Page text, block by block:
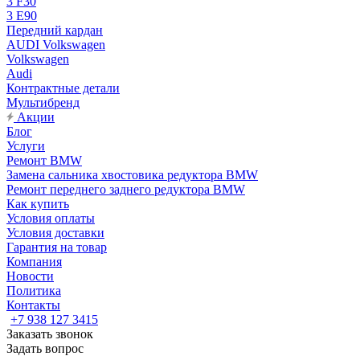
3 E90
Передний кардан
AUDI Volkswagen
Volkswagen
Audi
Контрактные детали
Мультибренд
Акции
Блог
Услуги
Ремонт BMW
Замена сальника хвостовика редуктора BMW
Ремонт переднего заднего редуктора BMW
Как купить
Условия оплаты
Условия доставки
Гарантия на товар
Компания
Новости
Политика
Контакты
+7 938 127 3415
Заказать звонок
Задать вопрос